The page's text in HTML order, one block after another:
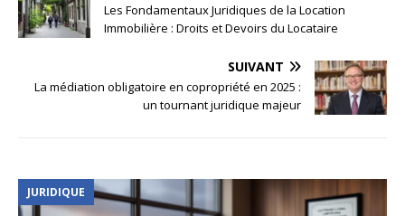
Les Fondamentaux Juridiques de la Location
Immobilière : Droits et Devoirs du Locataire
SUIVANT
La médiation obligatoire en copropriété en 2025 :
un tournant juridique majeur
JURIDIQUE